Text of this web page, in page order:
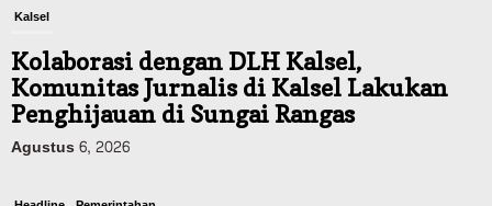
Headline Pemerintahan
Sejumlah Lahan Pertanian Alami
Kekeringan Imbas Kemaru, Stok Pangan